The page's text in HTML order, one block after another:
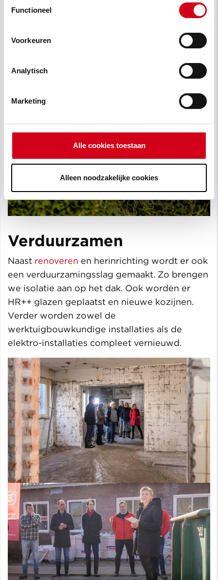
vragen lees je in
Functioneel
Voorkeuren
Analytisch
Marketing
Alle cookies toestaan
Alleen noodzakelijke cookies
Verduurzamen
Naast renoveren en herinrichting wordt er ook
een verduurzamingsslag gemaakt. Zo brengen
we isolatie aan op het dak. Ook worden er
HR++ glazen geplaatst en nieuwe kozijnen.
Verder worden zowel de
werktuigbouwkundige installaties als de
elektro-installaties compleet vernieuwd.